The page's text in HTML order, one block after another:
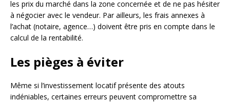
les prix du marché dans la zone concernée et de ne pas hésiter
à négocier avec le vendeur. Par ailleurs, les frais annexes à
l’achat (notaire, agence…) doivent être pris en compte dans le
calcul de la rentabilité.
Les pièges à éviter
Même si l’investissement locatif présente des atouts
indéniables, certaines erreurs peuvent compromettre sa